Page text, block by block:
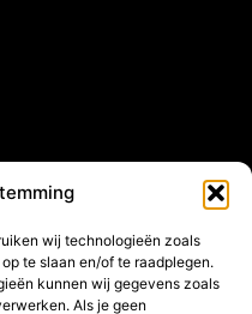
wij technologieën zoals
te slaan en/of te raadplegen.
kunnen wij gegevens zoals
Als je geen